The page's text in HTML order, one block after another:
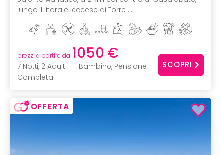
lungo il litorale leccese di Torre ...
prezzi a partire da 1050 €
7 Notti, 2 Adulti + 1 Bambino, Pensione
Completa
SCOPRI
OFFERTA